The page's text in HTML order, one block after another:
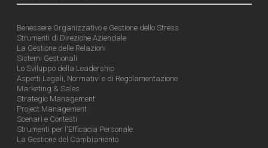
Benessere Organizzativo e Gestione dello Stress
Strumenti di Direzione Aziendale
La Gestione delle Relazioni
Sistemi Gestionali
Lo Sviluppo della Leadership
Aspetti Legali, Normativi e di Regolamentazione
Marketing & Sales
Strategic Management
Project Management
Scenari e Contesti
Strumenti per l'Efficacia Personale
La Gestione del Cambiamento